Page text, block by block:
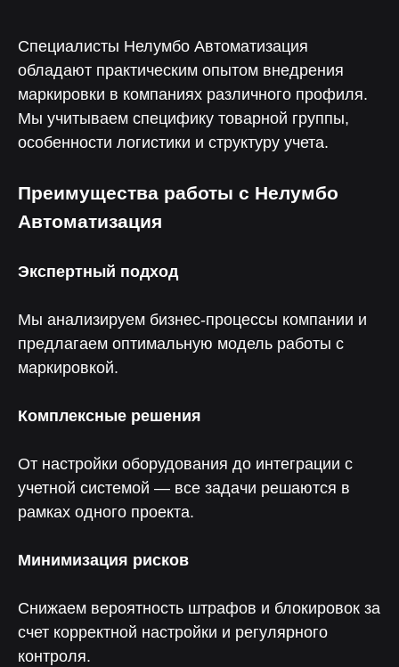
Специалисты Нелумбо Автоматизация
обладают практическим опытом внедрения
маркировки в компаниях различного профиля.
Мы учитываем специфику товарной группы,
особенности логистики и структуру учета.
Преимущества работы с Нелумбо
Автоматизация
Экспертный подход
Мы анализируем бизнес-процессы компании и
предлагаем оптимальную модель работы с
маркировкой.
Комплексные решения
От настройки оборудования до интеграции с
учетной системой — все задачи решаются в
рамках одного проекта.
Минимизация рисков
Снижаем вероятность штрафов и блокировок за
счет корректной настройки и регулярного
контроля.
Консультация
Чтобы рассчитать окупаемость
и встроить «Лотос» в бизнес
Чтобы помочь с интеграцией
Чат поддержки
Отвечаем на вопросы